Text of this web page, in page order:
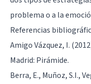
problema o a la
Referencias
Amigo Vázquez, I.
Madrid: Pirámide.
Berra, E., Muñoz, S.I.,